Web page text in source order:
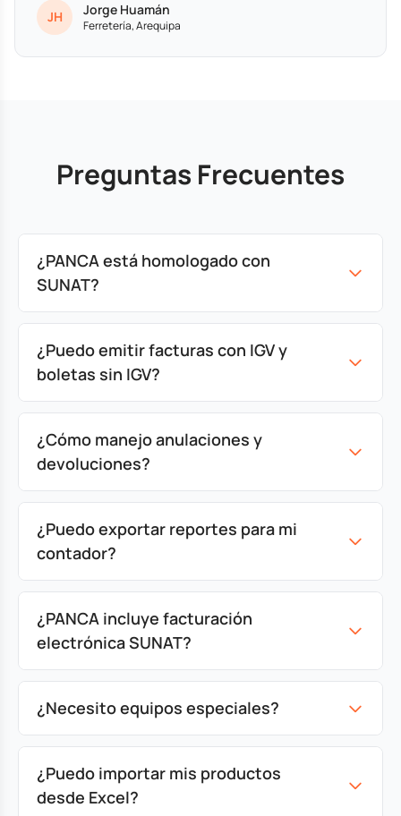
JH Jorge Huamán
Ferretería, Arequipa
Preguntas Frecuentes
¿PANCA está homologado con
SUNAT?
¿Puedo emitir facturas con IGV y
boletas sin IGV?
¿Cómo manejo anulaciones y
devoluciones?
¿Puedo exportar reportes para mi
contador?
¿PANCA incluye facturación
electrónica SUNAT?
¿Necesito equipos especiales?
¿Puedo importar mis productos
desde Excel?